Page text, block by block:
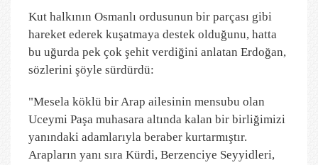
Kut halkının Osmanlı ordusunun bir parçası gibi
hareket ederek kuşatmaya destek olduğunu, hatta
bu uğurda pek çok şehit verdiğini anlatan Erdoğan,
sözlerini şöyle sürdürdü:
"Mesela köklü bir Arap ailesinin mensubu olan
Uceymi Paşa muhasara altında kalan bir birliğimizi
yanındaki adamlarıyla beraber kurtarmıştır.
Arapların yanı sıra Kürdi, Berzenciye Seyyidleri,